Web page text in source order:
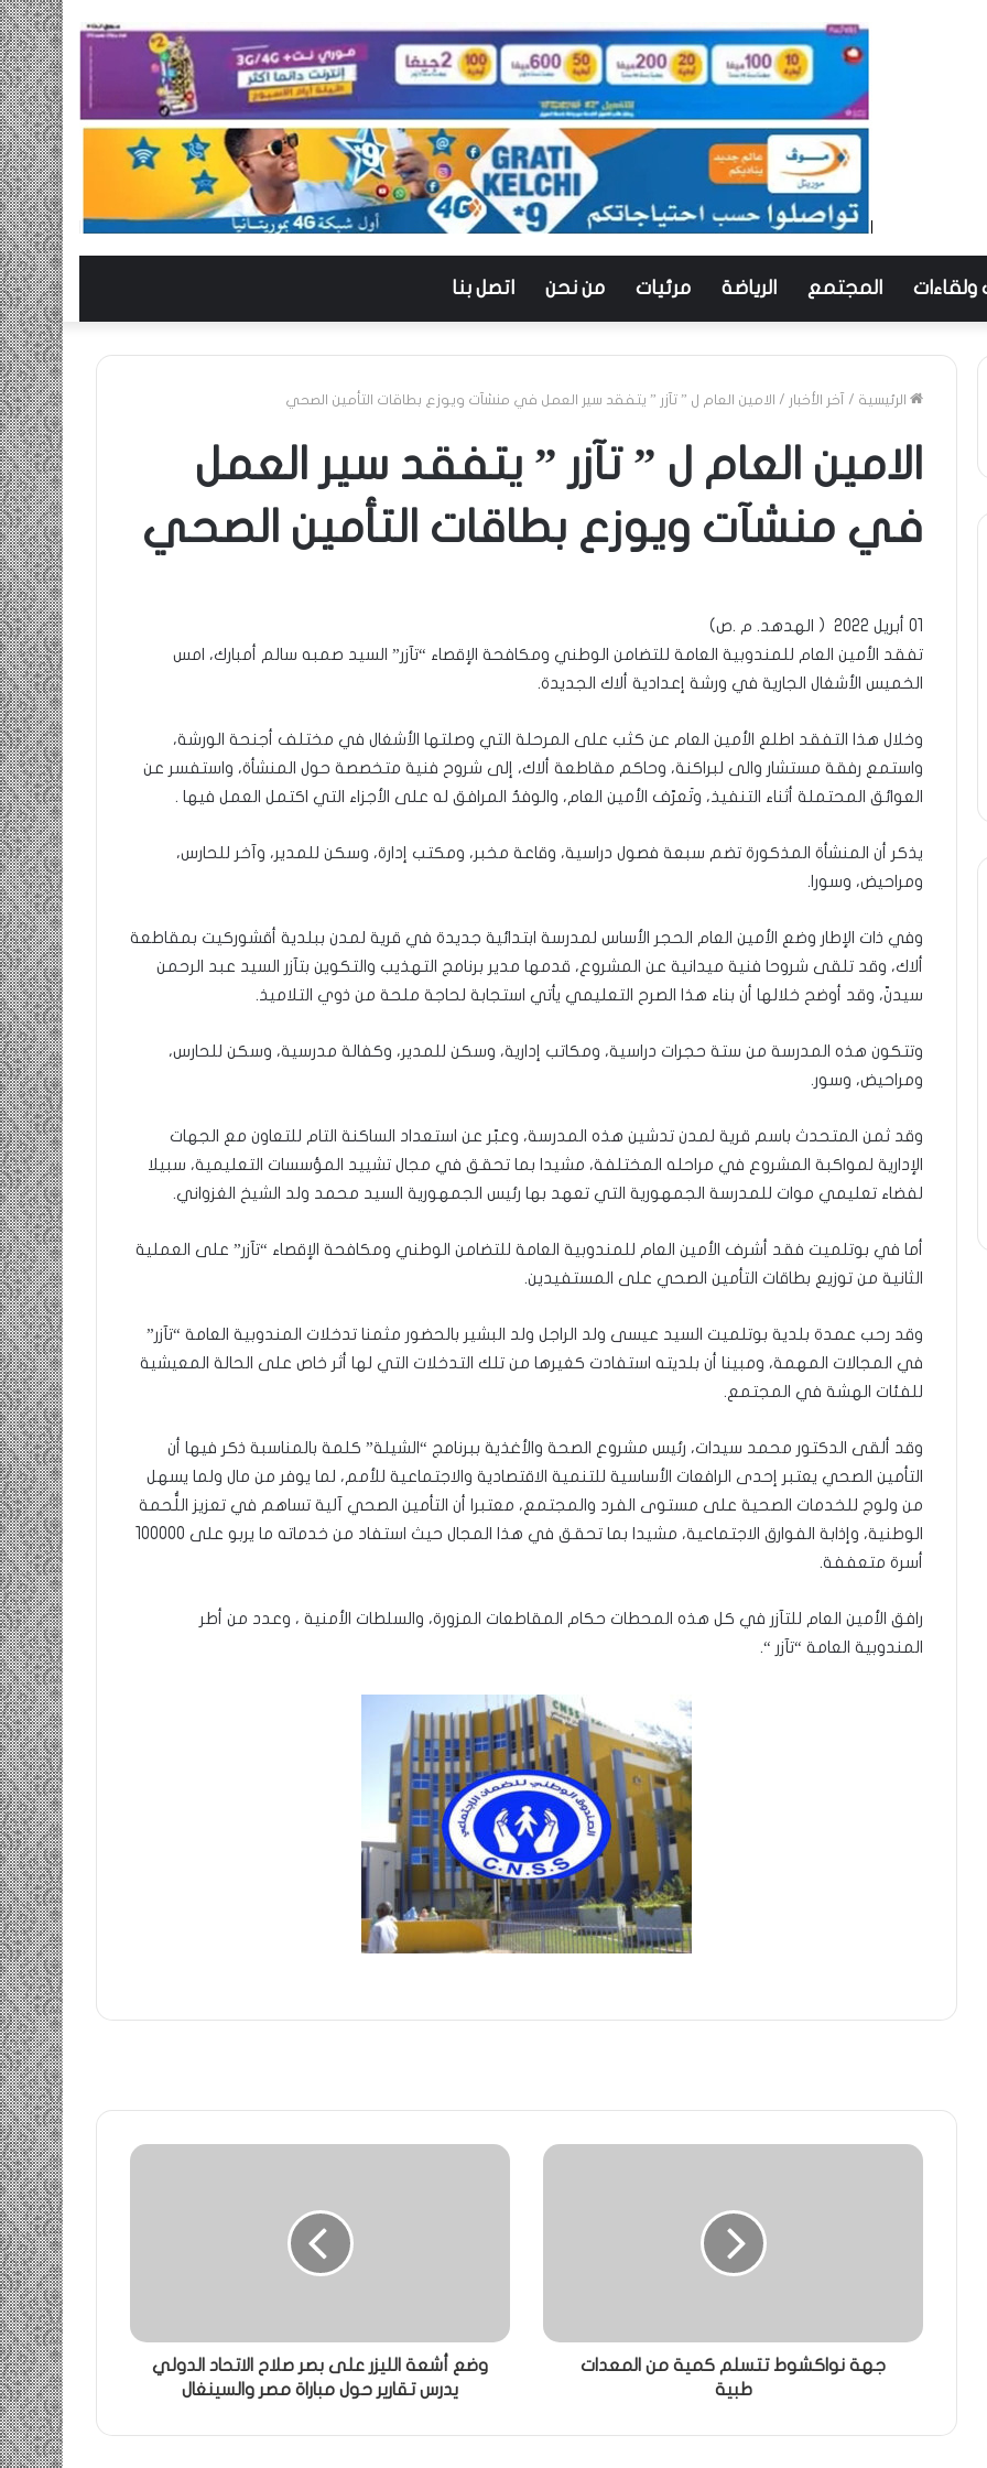
ولقاءات المجتمع الرياضة مرئيات من نحن اتصل بنا
الرئيسية / آخر الأخبار / الامين العام ل ” تآزر ” يتفقد سير العمل في منشآت ويوزع بطاقات التأمين الصحي
الامين العام ل ” تآزر ” يتفقد سير العمل
في منشآت ويوزع بطاقات التأمين الصحي
01 أبريل 2022 ( الهدهد. م .ص)
تفقد الأمين العام للمندوبية العامة للتضامن الوطني ومكافحة الإقصاء “تآزر” السيد صمبه سالم أمبارك، امس
الخميس الأشغال الجارية في ورشة إعدادية ألاك الجديدة.
وخلال هذا التفقد اطلع الأمين العام عن كثب على المرحلة التي وصلتها الأشغال في مختلف أجنحة الورشة،
واستمع رفقة مستشار والى لبراكنة، وحاكم مقاطعة ألاك، إلى شروح فنية متخصصة حول المنشأة، واستفسر عن
العوائق المحتملة أثناء التنفيذ، وتَعرّف الأمين العام، والوفدُ المرافق له على الأجزاء التي اكتمل العمل فيها .
يذكر أن المنشأة المذكورة تضم سبعة فصول دراسية، وقاعة مخبر، ومكتب إدارة، وسكن للمدير، وآخر للحارس،
ومراحيض، وسورا.
وفي ذات الإطار وضع الأمين العام الحجر الأساس لمدرسة ابتدائية جديدة في قرية لمدن ببلدية أقشوركيت بمقاطعة
ألاك، وقد تلقى شروحا فنية ميدانية عن المشروع، قدمها مدير برنامج التهذيب والتكوين بتآزر السيد عبد الرحمن
سيدنّ، وقد أوضح خلالها أن بناء هذا الصرح التعليمي يأتي استجابة لحاجة ملحة من ذوي التلاميذ.
وتتكون هذه المدرسة من ستة حجرات دراسية، ومكاتب إدارية، وسكن للمدير، وكفالة مدرسية، وسكن للحارس،
ومراحيض، وسور.
وقد ثمن المتحدث باسم قرية لمدن تدشين هذه المدرسة، وعبّر عن استعداد الساكنة التام للتعاون مع الجهات
الإدارية لمواكبة المشروع في مراحله المختلفة، مشيدا بما تحقق في مجال تشييد المؤسسات التعليمية، سبيلا
لفضاء تعليمي موات للمدرسة الجمهورية التي تعهد بها رئيس الجمهورية السيد محمد ولد الشيخ الغزواني.
أما في بوتلميت فقد أشرف الأمين العام للمندوبية العامة للتضامن الوطني ومكافحة الإقصاء “تآزر” على العملية
الثانية من توزيع بطاقات التأمين الصحي على المستفيدين.
وقد رحب عمدة بلدية بوتلميت السيد عيسى ولد الراجل ولد البشير بالحضور مثمنا تدخلات المندوبية العامة “تآزر”
في المجالات المهمة، ومبينا أن بلديته استفادت كغيرها من تلك التدخلات التي لها أثر خاص على الحالة المعيشية
للفئات الهشة في المجتمع.
وقد ألقى الدكتور محمد سيدات، رئيس مشروع الصحة والأغذية ببرنامج “الشيلة” كلمة بالمناسبة ذكر فيها أن
التأمين الصحي يعتبر إحدى الرافعات الأساسية للتنمية الاقتصادية والاجتماعية للأمم، لما يوفر من مال ولما يسهل
من ولوج للخدمات الصحية على مستوى الفرد والمجتمع، معتبرا أن التأمين الصحي آلية تساهم في تعزيز اللُّحمة
الوطنية، وإذابة الفوارق الاجتماعية، مشيدا بما تحقق في هذا المجال حيث استفاد من خدماته ما يربو على 100000
أسرة متعففة.
رافق الأمين العام للتآزر في كل هذه المحطات حكام المقاطعات المزورة، والسلطات الأمنية ، وعدد من أطر
المندوبية العامة “تآزر “.
جهة نواكشوط تتسلم كمية من المعدات
طبية
وضع أشعة الليزر على بصر صلاح الاتحاد الدولي
يدرس تقارير حول مباراة مصر والسينغال
..أفول شمس الإنسانية في
الشريف بونا
ومضة
حزب
الانصاف
مطرقة
المعارضة…
وسندان
!!!
9 مايو، 2023
مطرقة المعارضة… وسندان المغاضبين
… !!! / الشريف بونا
/
ومضة…./ بومديد…..صرخة استغاثة..
معادة..؟ / الشريف بونا